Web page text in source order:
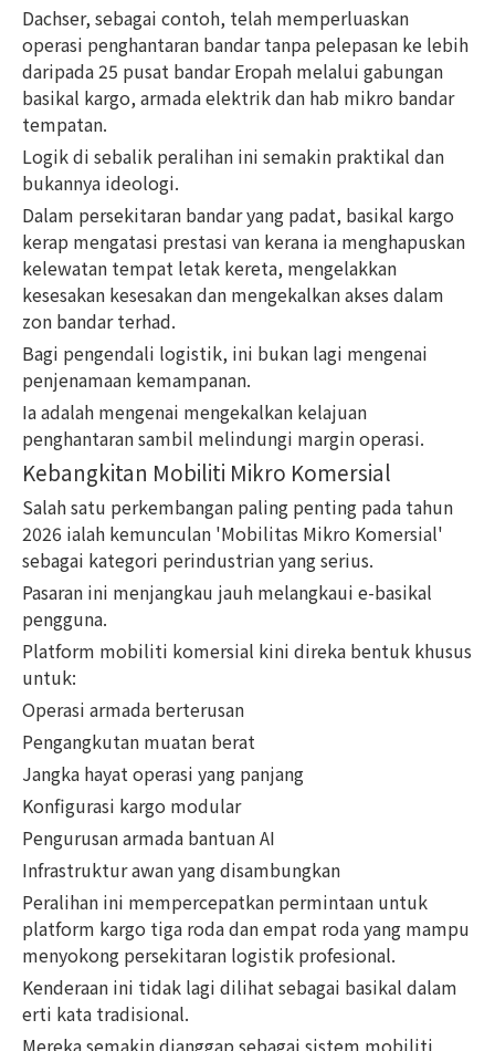
Dachser, sebagai contoh, telah memperluaskan
operasi penghantaran bandar tanpa pelepasan ke lebih
daripada 25 pusat bandar Eropah melalui gabungan
basikal kargo, armada elektrik dan hab mikro bandar
tempatan.
Logik di sebalik peralihan ini semakin praktikal dan
bukannya ideologi.
Dalam persekitaran bandar yang padat, basikal kargo
kerap mengatasi prestasi van kerana ia menghapuskan
kelewatan tempat letak kereta, mengelakkan
kesesakan kesesakan dan mengekalkan akses dalam
zon bandar terhad.
Bagi pengendali logistik, ini bukan lagi mengenai
penjenamaan kemampanan.
Ia adalah mengenai mengekalkan kelajuan
penghantaran sambil melindungi margin operasi.
Kebangkitan Mobiliti Mikro Komersial
Salah satu perkembangan paling penting pada tahun
2026 ialah kemunculan 'Mobilitas Mikro Komersial'
sebagai kategori perindustrian yang serius.
Pasaran ini menjangkau jauh melangkaui e-basikal
pengguna.
Platform mobiliti komersial kini direka bentuk khusus
untuk:
Operasi armada berterusan
Pengangkutan muatan berat
Jangka hayat operasi yang panjang
Konfigurasi kargo modular
Pengurusan armada bantuan AI
Infrastruktur awan yang disambungkan
Peralihan ini mempercepatkan permintaan untuk
platform kargo tiga roda dan empat roda yang mampu
menyokong persekitaran logistik profesional.
Kenderaan ini tidak lagi dilihat sebagai basikal dalam
erti kata tradisional.
Mereka semakin dianggap sebagai sistem mobiliti